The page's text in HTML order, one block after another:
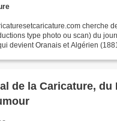
cherche
type photo ou scan) du
devient Oranais et Algérien
de la Caricature, du